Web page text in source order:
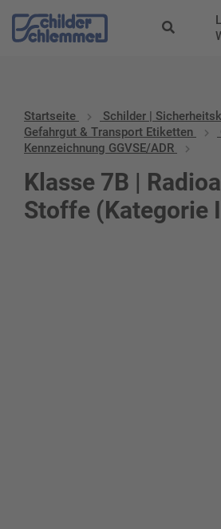
Startseite
Schilder |
Gefahrgut & Transport Etiketten
Kennzeichnung GGVSE/ADR
Klasse 7B |
Stoffe (Kategorie